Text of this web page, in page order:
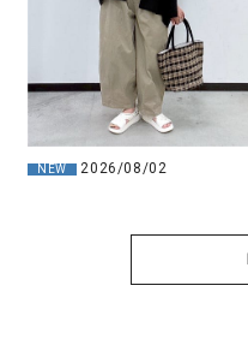
NEW 2026/08/02